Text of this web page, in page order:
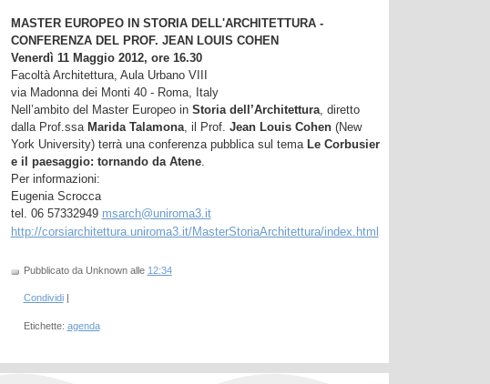
MASTER EUROPEO IN STORIA DELL'ARCHITETTURA -
CONFERENZA DEL PROF. JEAN LOUIS COHEN
Venerdì 11 Maggio 2012, ore 16.30
Facoltà Architettura, Aula Urbano VIII
via Madonna dei Monti 40 - Roma, Italy
Nell’ambito del Master Europeo in Storia dell’Architettura, diretto
dalla Prof.ssa Marida Talamona, il Prof. Jean Louis Cohen (New
York University) terrà una conferenza pubblica sul tema Le Corbusier
e il paesaggio: tornando da Atene.
Per informazioni:
Eugenia Scrocca
tel. 06 57332949 msarch@uniroma3.it
http://corsiarchitettura.uniroma3.it/MasterStoriaArchitettura/index.html
Pubblicato da Unknown alle 12:34
Condividi
Etichette: agenda